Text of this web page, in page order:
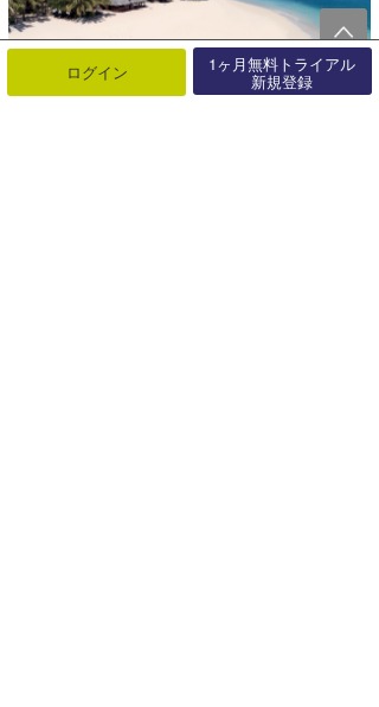
ログイン 1ヶ月無料トライアル
新規登録